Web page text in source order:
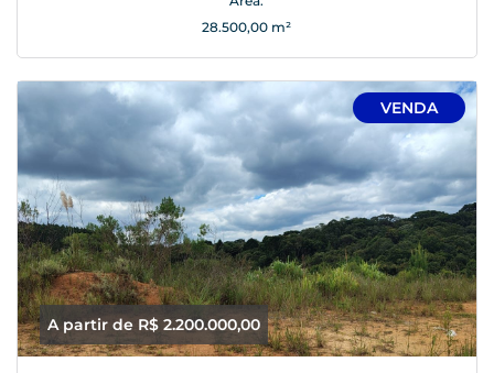
28.500,00 m²
A partir de R$ 2.200.000,00
VENDA